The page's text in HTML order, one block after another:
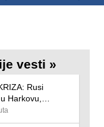
vesti »
Rusi
Harkovu,
Odesu i
napali